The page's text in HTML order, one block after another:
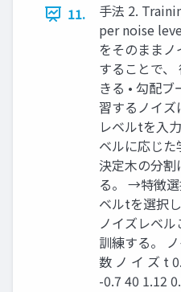
11.
⼿法 2.
per noise
をそのまま
することで、
きる • 勾配
習するノイズ
レベルtを⼊
ベルに応じた
決定⽊の分割
る。 →特徴
ベルtを選択
ノイズレベ
訓練する。
数 ノ イ ズ t
-0.7 40 1.12